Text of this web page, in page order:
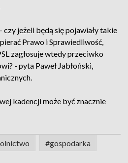
jeżeli będą się pojawiały takie
Prawo i Sprawiedliwość,
zagłosuje wtedy przeciwko
- pyta Paweł Jabłoński,
kadencji może być znacznie
#gospodarka